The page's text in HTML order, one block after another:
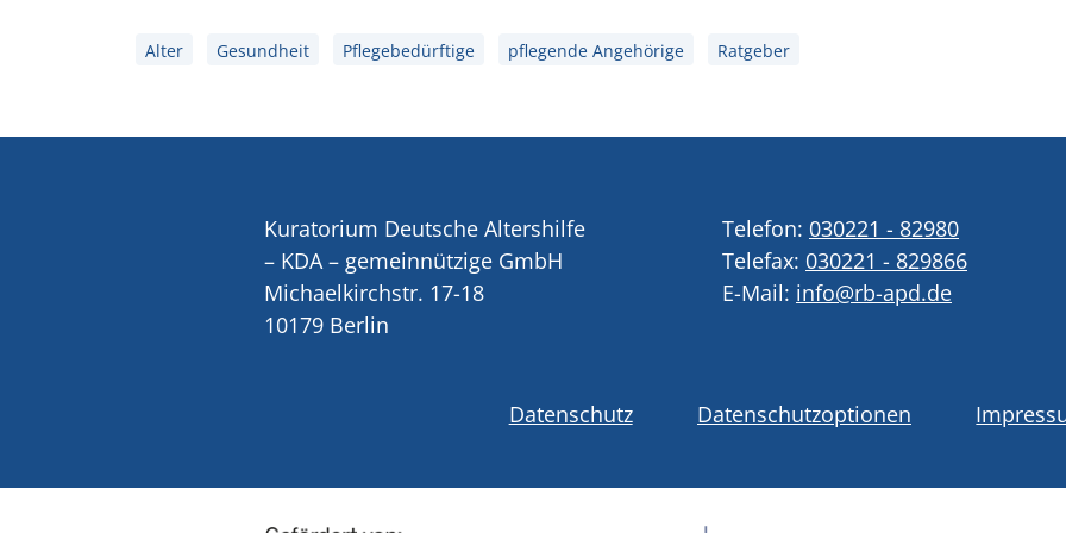
Alter Gesundheit Pflegebedürftige pflegende Angehörige Ratgeber
Kuratorium Deutsche Altershilfe
– KDA – gemeinnützige GmbH
Michaelkirchstr. 17-18
10179 Berlin
Telefon: 030221 - 82980
Telefax: 030221 - 829866
E-Mail: info@rb-apd.de
Datenschutz Datenschutzoptionen